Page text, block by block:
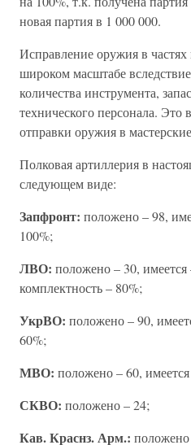
новая партия в 1 000 000.
Исправление оружия в частях
широком масштабе
количества инструмента,
технического персонала. Это
отправки оружия в
Полковая артиллерия в
следующем виде:
Запфронт: положено – 98,
100%;
ЛВО: положено – 30,
комплектность – 80%;
УкрВО: положено – 90,
60%;
МВО: положено – 60,
СКВО: положено – 24;
Кав. Краснз. Арм.: положено